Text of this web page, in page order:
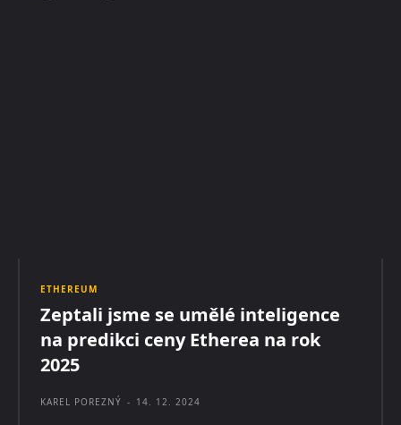
ETHEREUM
Zeptali jsme se umělé inteligence
na predikci ceny Etherea na rok
2025
KAREL POREZNÝ - 14. 12. 2024